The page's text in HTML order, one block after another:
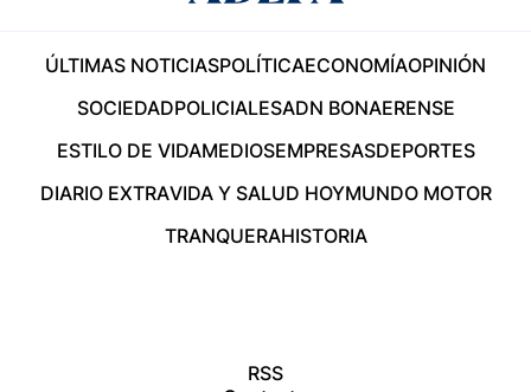
ÚLTIMAS NOTICIASPOLÍTICAECONOMÍAOPINIÓN
SOCIEDADPOLICIALESADN BONAERENSE
ESTILO DE VIDAMEDIOSEMPRESASDEPORTES
DIARIO EXTRAVIDA Y SALUD HOYMUNDO MOTOR
TRANQUERAHISTORIA
RSS